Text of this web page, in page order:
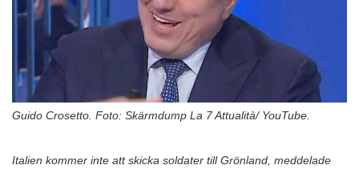
Guido Crosetto. Foto: Skärmdump La 7 Attualità/ YouTube.
Italien kommer inte att skicka soldater till Grönland, meddelade